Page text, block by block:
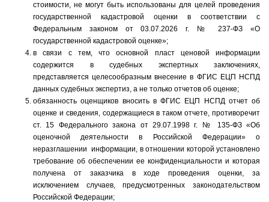
стоимости, не могут быть использованы для целей проведения
государственной кадастровой оценки в соответствии с
Федеральным законом от 03.07.2026 г. № 237-ФЗ «О
государственной кадастровой оценке»;
в связи с тем, что основной пласт ценовой информации
содержится в судебных экспертных заключениях,
представляется целесообразным внесение в ФГИС ЕЦП НСПД
данных судебных экспертиз, а не только отчетов об оценке;
обязанность оценщиков вносить в ФГИС ЕЦП НСПД отчет об
оценке и сведения, содержащиеся в таком отчете, противоречит
ст. 15 Федерального закона от 29.07.1998 г. № 135-ФЗ «Об
оценочной деятельности в Российской Федерации» о
неразглашении информации, в отношении которой установлено
требование об обеспечении ее конфиденциальности и которая
получена от заказчика в ходе проведения оценки, за
исключением случаев, предусмотренных законодательством
Российской Федерации;